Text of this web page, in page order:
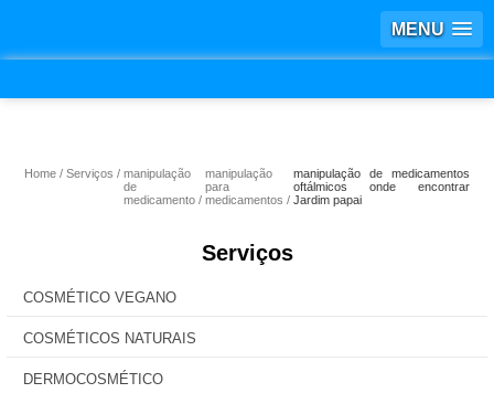
MENU
Home Serviços
manipulação
de
medicamento
manipulação
para
medicamentos
manipulação de medicamentos
oftálmicos onde encontrar
Jardim papai
Serviços
COSMÉTICO VEGANO
COSMÉTICOS NATURAIS
DERMOCOSMÉTICO